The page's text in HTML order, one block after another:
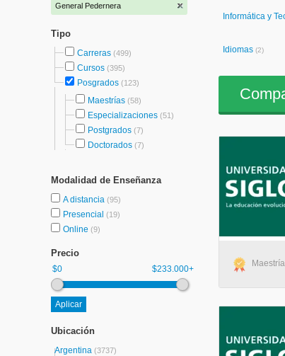
General Pedernera
Tipo
Carreras (499)
Cursos (395)
Posgrados (123)
Maestrías (58)
Especializaciones (51)
Postgrados (7)
Doctorados (7)
Modalidad de Enseñanza
A distancia (95)
Presencial (19)
Online (9)
Precio
$0 $233.000+
Ubicación
Argentina (3737)
Informática y
Idiomas (2)